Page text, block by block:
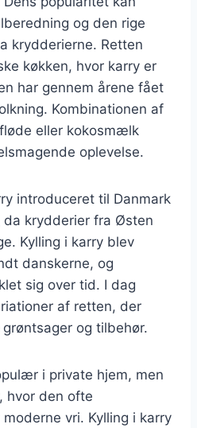
og den rige
krydderierne. Retten
køkken, hvor karry er
har gennem årene fået
Kombinationen af
eller kokosmælk
oplevelse.
introduceret til Danmark
da krydderier fra Østen
Kylling i karry blev
danskerne, og
sig over tid. I dag
af retten, der
og tilbehør.
i private hjem, men
hvor den ofte
vri. Kylling i karry